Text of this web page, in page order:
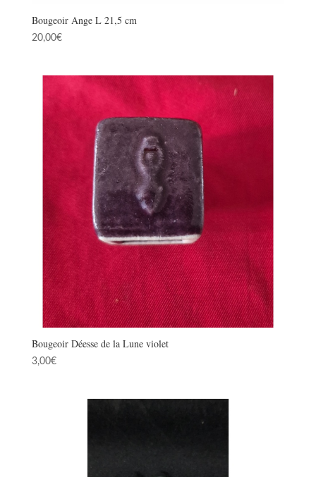
Bougeoir Ange L 21,5 cm
20,00€
Bougeoir Déesse de la Lune violet
3,00€